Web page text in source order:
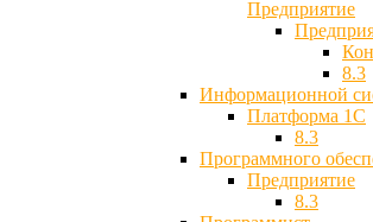
Предприятие
8.3
Информационной
Платформа 1С
8.3
Программного
Предприятие
8.3